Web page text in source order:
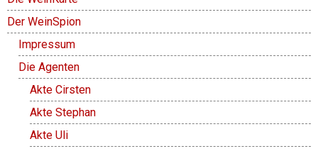
Der WeinSpion
Impressum
Die Agenten
Akte Cirsten
Akte Stephan
Akte Uli